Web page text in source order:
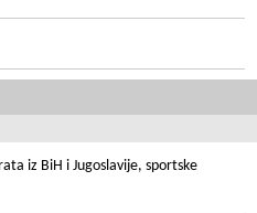
iz BiH i Jugoslavije, sportske